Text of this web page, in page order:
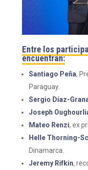
Entre los
encuentran:
Santiago Peña,
Paraguay.
Sergio Díaz-
Joseph
Mateo Renzi, ex
Helle Thorning-
Dinamarca.
Jeremy Rifkin,